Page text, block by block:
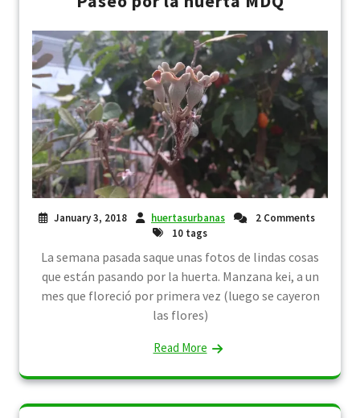
January 3, 2018 huertasurbanas
2 Comments
10 tags
La semana pasada saque unas fotos de lindas cosas
que están pasando por la huerta. Manzana kei, a un
mes que floreció por primera vez (luego se cayeron
las flores)
Read More